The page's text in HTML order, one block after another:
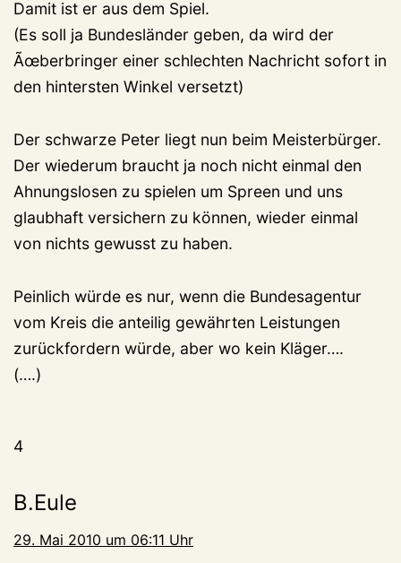
Damit ist er aus dem Spiel.
(Es soll ja Bundesländer geben, da wird der
Ãœberbringer einer schlechten Nachricht sofort in
den hintersten Winkel versetzt)
Der schwarze Peter liegt nun beim Meisterbürger.
Der wiederum braucht ja noch nicht einmal den
Ahnungslosen zu spielen um Spreen und uns
glaubhaft versichern zu können, wieder einmal
von nichts gewusst zu haben.
Peinlich würde es nur, wenn die Bundesagentur
vom Kreis die anteilig gewährten Leistungen
zurückfordern würde, aber wo kein Kläger….
(….)
4
B.Eule
29. Mai 2010 um 06:11 Uhr